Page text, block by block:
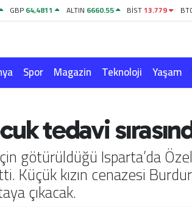
GBP64,4811 ALTIN 6660.55 BİST13.779
Spor Magazin Teknoloji Yaşam
tedavi
götürüldüğü Isparta’da
Küçük kızın cenazesi
çıkacak.